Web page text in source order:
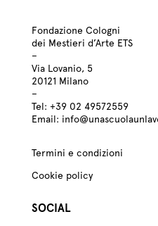
Fondazione Cologni
dei Mestieri d’Arte ETS
–
Via Lovanio, 5
20121 Milano
–
Tel: +3902 49572559
Email:
Termini e condizioni
Cookie policy
SOCIAL